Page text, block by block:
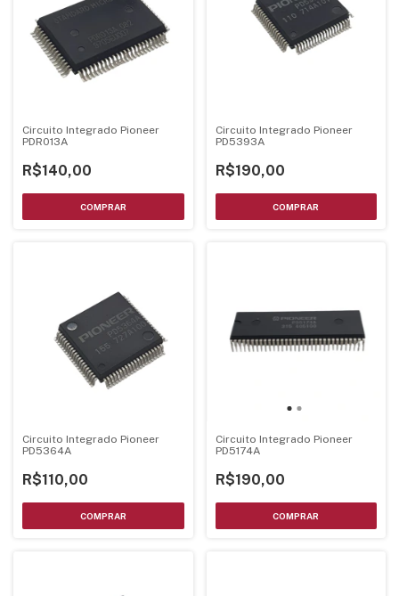
Circuito Integrado Pioneer
PDR013A
R$140,00
Circuito Integrado Pioneer
PD5393A
R$190,00
Circuito Integrado Pioneer
PD5364A
R$110,00
Circuito Integrado Pioneer
PD5174A
R$190,00